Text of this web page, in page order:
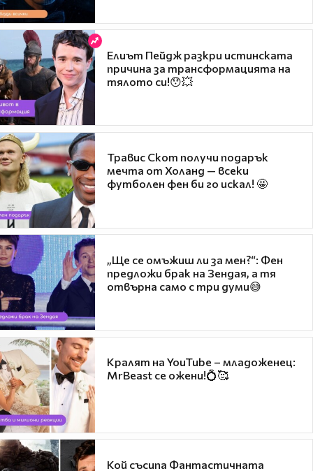
Елиът Пейдж разкри истинската
причина за трансформацията на
тялото си!😯💥
Травис Скот получи подарък
мечта от Холанд — всеки
футболен фен би го искал! 🤩
„Ще се омъжиш ли за мен?“: Фен
предложи брак на Зендая, а тя
отвърна само с три думи😅
Кралят на YouTube – младоженец:
MrBeast се ожени!💍🥰
Кой съсипа Фантастичната